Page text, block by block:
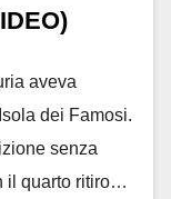
aveva
dei Famosi.
senza
il quarto ritiro…